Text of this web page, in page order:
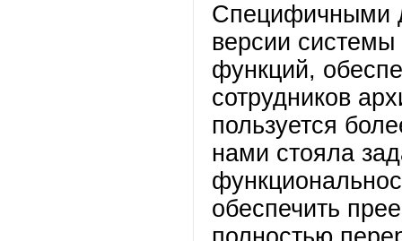
Специфичными
версии
функций,
сотрудников
пользуется
нами стояла
обеспечить